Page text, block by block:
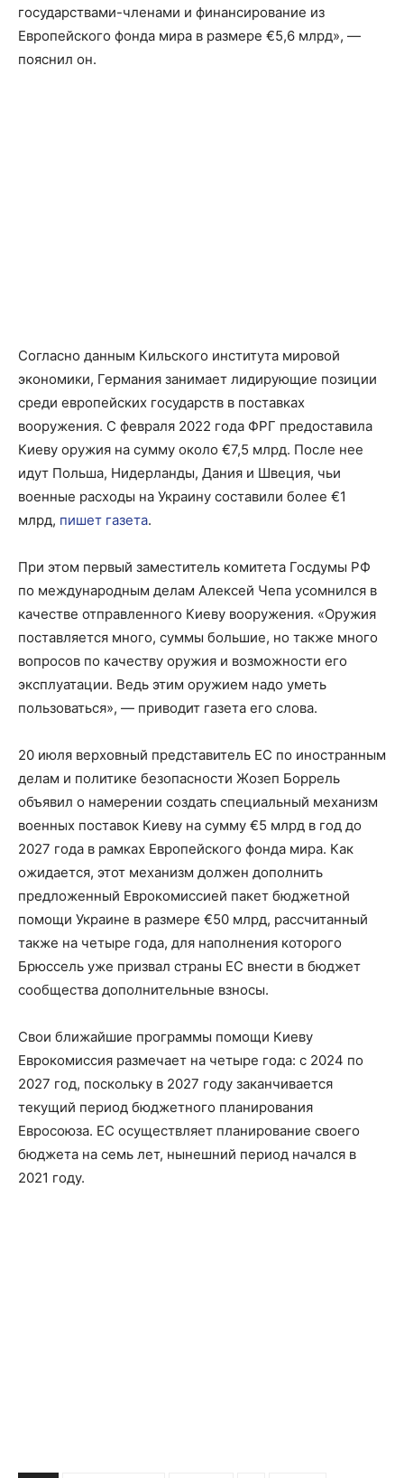
государствами-членами и финансирование из
Европейского фонда мира в размере €5,6 млрд», —
пояснил он.
Согласно данным Кильского института мировой
экономики, Германия занимает лидирующие позиции
среди европейских государств в поставках
вооружения. С февраля 2022 года ФРГ предоставила
Киеву оружия на сумму около €7,5 млрд. После нее
идут Польша, Нидерланды, Дания и Швеция, чьи
военные расходы на Украину составили более €1
млрд, пишет газета.
При этом первый заместитель комитета Госдумы РФ
по международным делам Алексей Чепа усомнился в
качестве отправленного Киеву вооружения. «Оружия
поставляется много, суммы большие, но также много
вопросов по качеству оружия и возможности его
эксплуатации. Ведь этим оружием надо уметь
пользоваться», — приводит газета его слова.
20 июля верховный представитель ЕС по иностранным
делам и политике безопасности Жозеп Боррель
объявил о намерении создать специальный механизм
военных поставок Киеву на сумму €5 млрд в год до
2027 года в рамках Европейского фонда мира. Как
ожидается, этот механизм должен дополнить
предложенный Еврокомиссией пакет бюджетной
помощи Украине в размере €50 млрд, рассчитанный
также на четыре года, для наполнения которого
Брюссель уже призвал страны ЕС внести в бюджет
сообщества дополнительные взносы.
Свои ближайшие программы помощи Киеву
Еврокомиссия размечает на четыре года: с 2024 по
2027 год, поскольку в 2027 году заканчивается
текущий период бюджетного планирования
Евросоюза. ЕС осуществляет планирование своего
бюджета на семь лет, нынешний период начался в
2021 году.